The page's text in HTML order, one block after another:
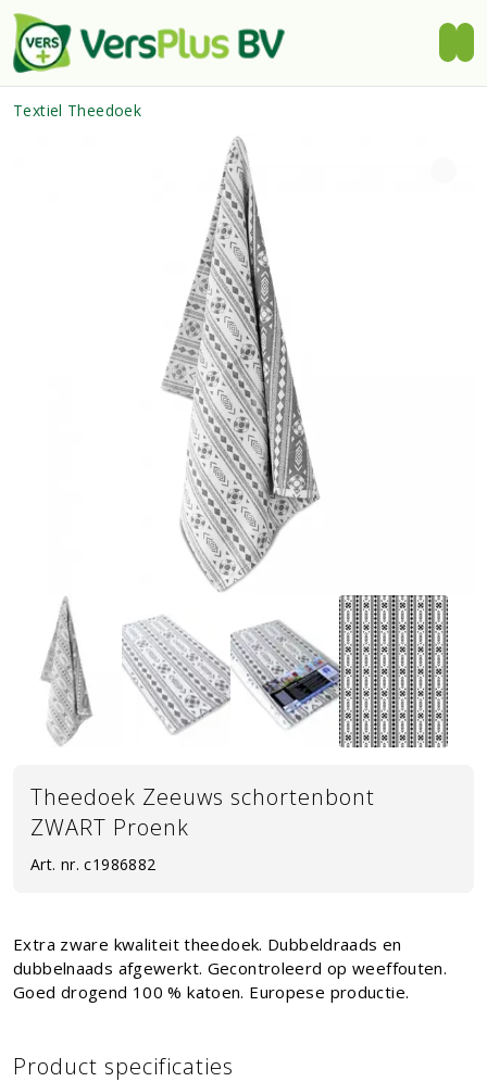
Textiel Theedoek
Theedoek Zeeuws schortenbont
ZWART Proenk
Art. nr. c1986882
Extra zware kwaliteit theedoek. Dubbeldraads en
dubbelnaads afgewerkt. Gecontroleerd op weeffouten.
Goed drogend 100 % katoen. Europese productie.
Product specificaties